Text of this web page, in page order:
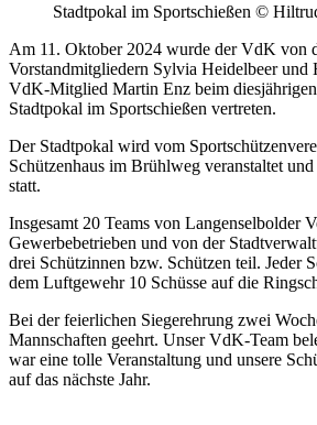
Stadtpokal im Sportschießen ©
Am 11. Oktober 2024 wurde der VdK von
Vorstandmitgliedern Sylvia Heidelbeer und
VdK-Mitglied Martin Enz beim
Stadtpokal im Sportschießen vertreten.
Der Stadtpokal wird vom
Schützenhaus im Brühlweg veranstaltet
statt.
Insgesamt 20 Teams von Langenselbolder
Gewerbebetrieben und von der
drei Schützinnen bzw. Schützen teil. Jeder
dem Luftgewehr 10 Schüsse auf die
Bei der feierlichen Siegerehrung zwei
Mannschaften geehrt. Unser VdK-Team
war eine tolle Veranstaltung und unsere
auf das nächste Jahr.